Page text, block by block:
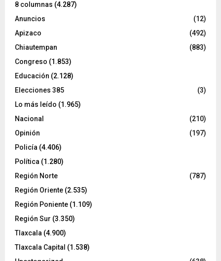
8 columnas (4.287)
Anuncios
(12)
Apizaco
(492)
Chiautempan
(883)
Congreso (1.853)
Educación (2.128)
Elecciones 385
(3)
Lo más leído (1.965)
Nacional
(210)
Opinión
(197)
Policía (4.406)
Política (1.280)
Región Norte
(787)
Región Oriente (2.535)
Región Poniente (1.109)
Región Sur (3.350)
Tlaxcala (4.900)
Tlaxcala Capital (1.538)